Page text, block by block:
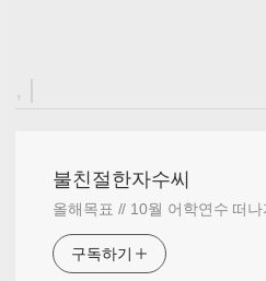
, |
불친절한자수씨
올해목표 // 10월 어학연수 떠나
구독하기